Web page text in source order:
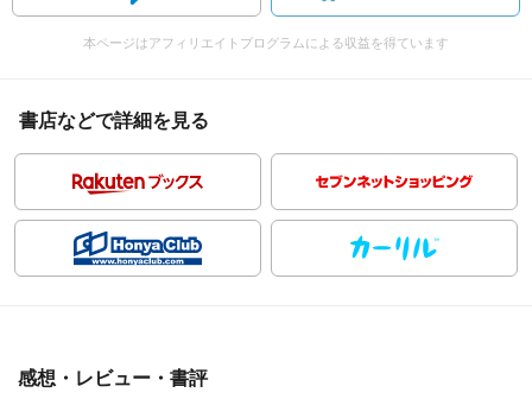
本ページはアフィリエイトプログラムによる収益を得ています
書店などで詳細を見る
感想・レビュー・書評